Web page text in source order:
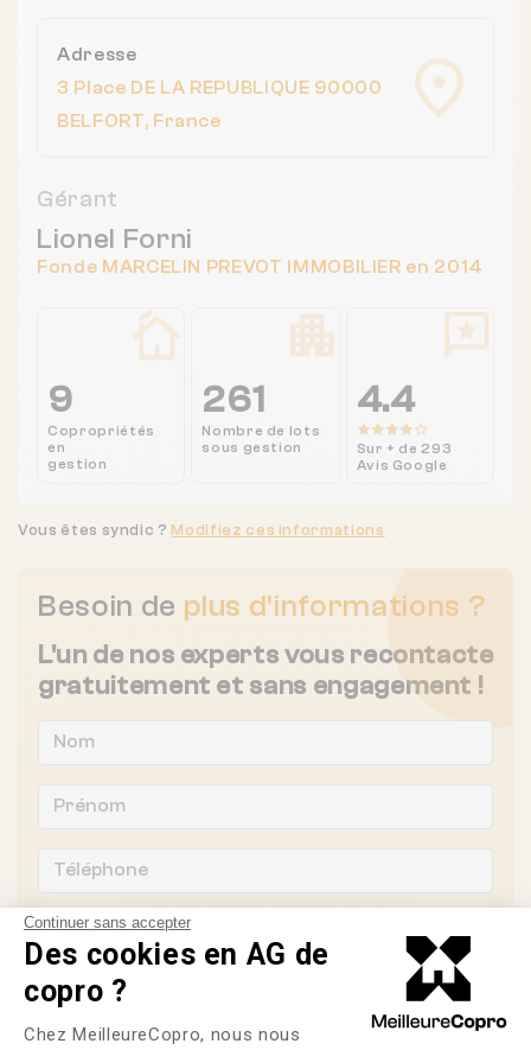
Continuer sans accepter
Des cookies en AG de
copro ?
Plateforme de Gestion du
Chez MeilleureCopro, nous nous
Adresse
3 Place DE LA REPUBLIQUE 90000
BELFORT, France
Gérant
Lionel Forni
Fonde MARCELIN PREVOT IMMOBILIER en 2014
9
Copropriétés
en
gestion
261
Nombre de lots
sous gestion
4.4
Sur + de 293
Avis Google
Besoin de plus d'informations ?
L'un de nos experts vous recontacte
gratuitement et sans engagement !
Vous êtes syndic ? Modifiez ces informations